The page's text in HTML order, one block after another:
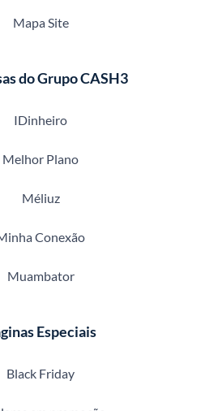
Mapa Site
do Grupo CASH3
IDinheiro
Melhor Plano
Méliuz
Conexão
Muambator
Especiais
Black Friday